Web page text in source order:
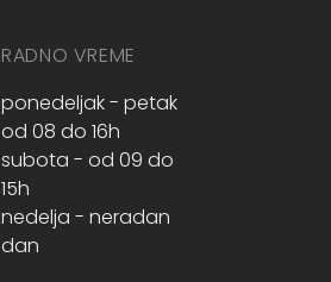
RADNO VREME
ponedeljak - petak
od 08 do 16h
subota - od 09 do
15h
nedelja - neradan
dan